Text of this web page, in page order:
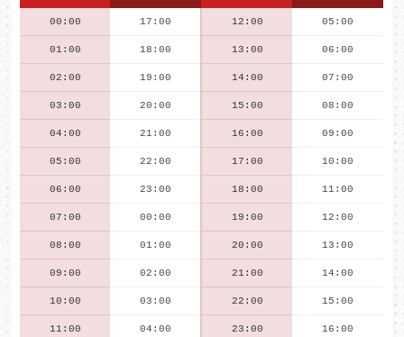
00:00 17:00 12:00 05:00
01:00 18:00 13:00 06:00
02:00 19:00 14:00 07:00
03:00 20:00 15:00 08:00
04:00 21:00 16:00 09:00
05:00 22:00 17:00 10:00
06:00 23:00 18:00 11:00
07:00 00:00 19:00 12:00
08:00 01:00 20:00 13:00
09:00 02:00 21:00 14:00
10:00 03:00 22:00 15:00
11:00 04:00 23:00 16:00